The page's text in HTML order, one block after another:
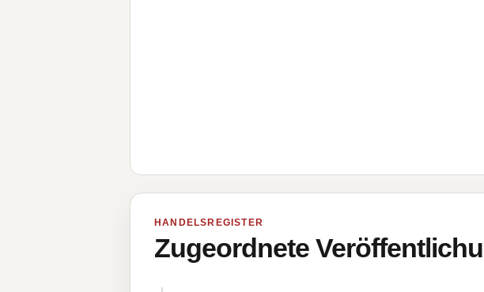
HANDELSREGISTER
Zugeordnete